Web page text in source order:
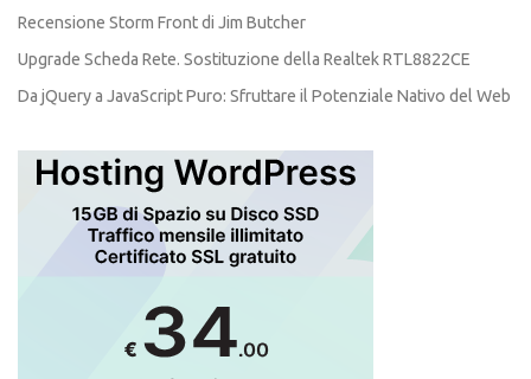
Recensione Storm Front di Jim Butcher
Upgrade Scheda Rete. Sostituzione della Realtek RTL8822CE
Da jQuery a JavaScript Puro: Sfruttare il Potenziale Nativo del Web